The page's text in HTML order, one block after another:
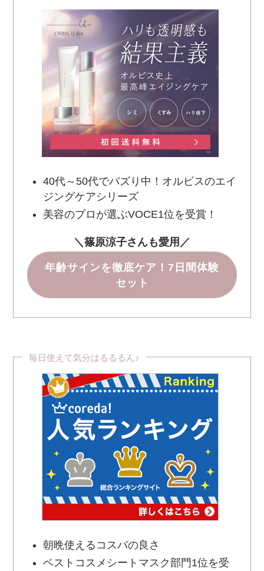
40代～50代でバズり中！オルビスのエイ
ジングケアシリーズ
美容のプロが選ぶVOCE1位を受賞！
＼篠原涼子さんも愛用／
年齢サインを徹底ケア！7日間体験
セット
毎日使えて気分はるるるん♪
朝晩使えるコスパの良さ
ベストコスメシートマスク部門1位を受